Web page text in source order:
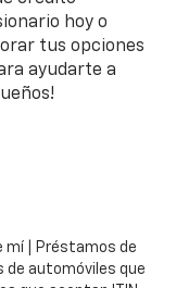
hoy o
tus opciones
ayudarte a
mí | Préstamos de
de automóviles que